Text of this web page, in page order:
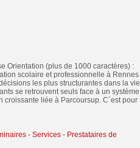
Orientation (plus de 1000 caractères) :
scolaire et professionnelle à Rennes
les plus structurantes dans la vie
se retrouvent seuls face à un système
liée à Parcoursup. C´est pour
- Services - Prestataires de